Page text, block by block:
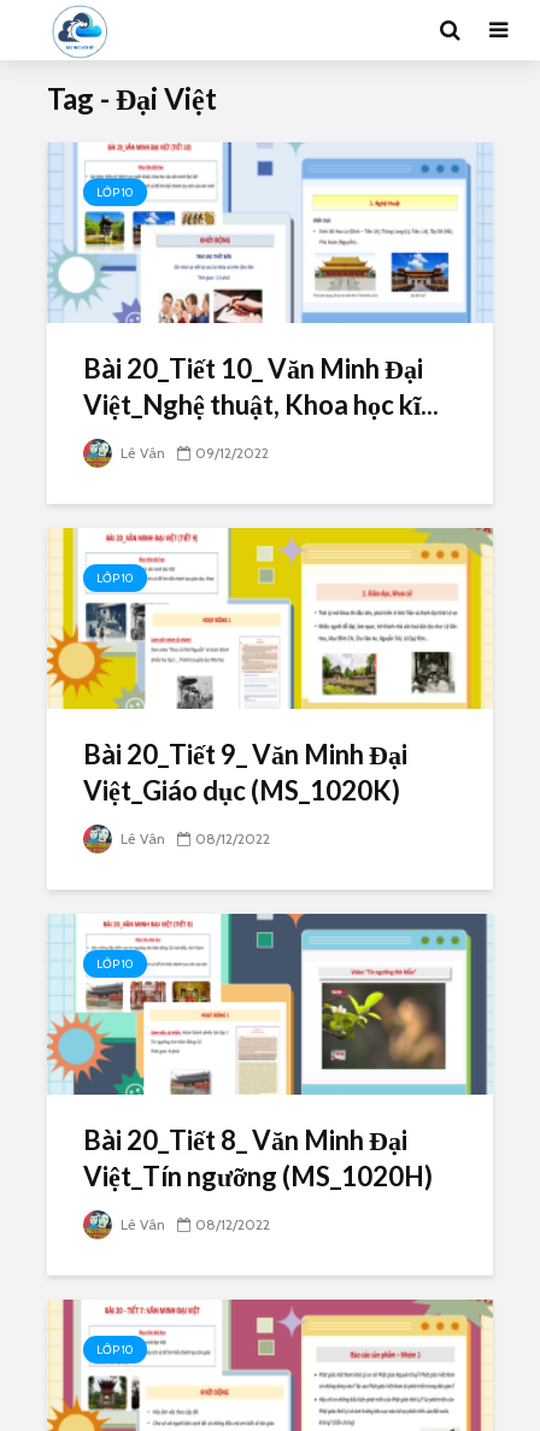
Tag - Đại Việt
LỚP 10
Bài 20_Tiết 10_ Văn Minh Đại
Việt_Nghệ thuật, Khoa học kĩ...
Lê Vân 09/12/2022
LỚP 10
Bài 20_Tiết 9_ Văn Minh Đại
Việt_Giáo dục (MS_1020K)
Lê Vân 08/12/2022
LỚP 10
Bài 20_Tiết 8_ Văn Minh Đại
Việt_Tín ngưỡng (MS_1020H)
Lê Vân 08/12/2022
LỚP 10